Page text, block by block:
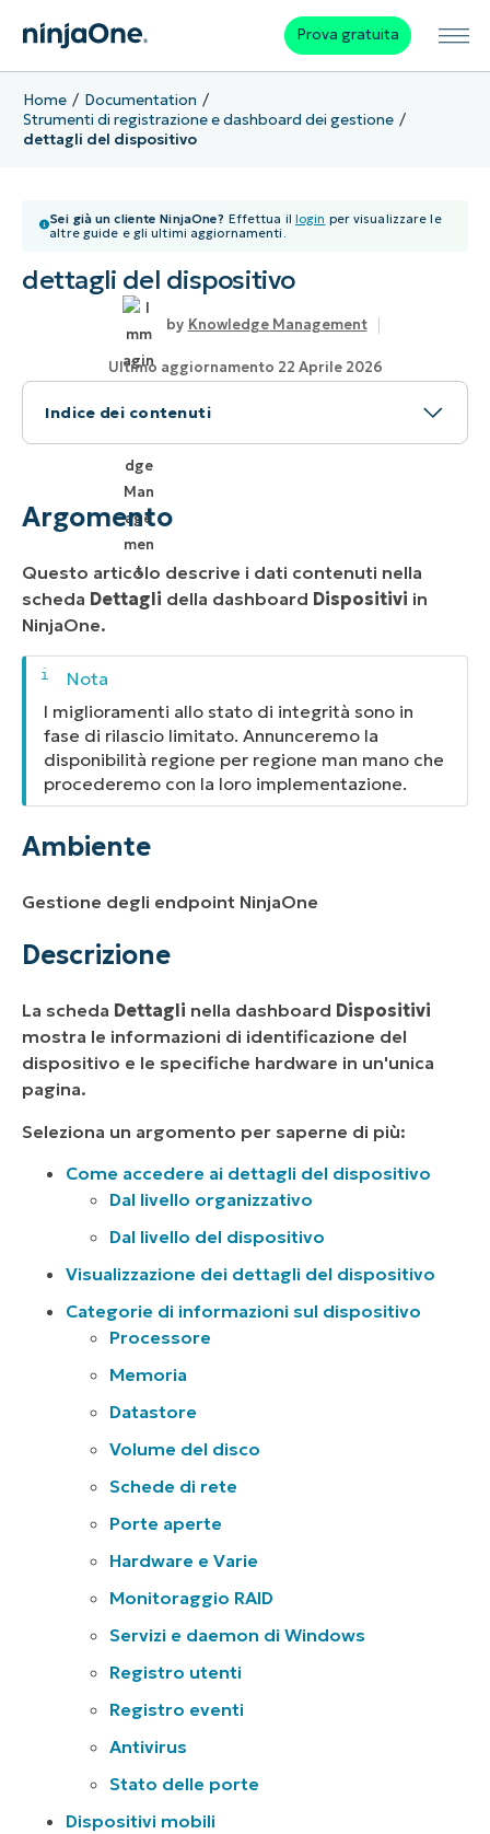
Prova gratuita
Home
Documentation
Strumenti di registrazione e dashboard dei gestione
dettagli del dispositivo
Sei già un cliente NinjaOne? Effettua il login per visualizzare le
altre guide e gli ultimi aggiornamenti.
dettagli del dispositivo
Knowledge Management
Ultimo aggiornamento 22 Aprile 2026
Indice dei contenuti
Argomento
Descrizione
Risorse aggiuntive
Argomento
Questo articolo descrive i dati contenuti nella
scheda Dettagli della dashboard Dispositivi in
NinjaOne.
I miglioramenti allo stato di integrità sono in
fase di rilascio limitato. Annunceremo la
disponibilità regione per regione man mano che
procederemo con la loro implementazione.
Ambiente
Gestione degli endpoint NinjaOne
Descrizione
La scheda Dettagli nella dashboard Dispositivi
mostra le informazioni di identificazione del
dispositivo e le specifiche hardware in un'unica
pagina.
Seleziona un argomento per saperne di più:
Come accedere ai dettagli del dispositivo
Dal livello organizzativo
Dal livello del dispositivo
Visualizzazione dei dettagli del dispositivo
Categorie di informazioni sul dispositivo
Processore
Memoria
Datastore
Volume del disco
Schede di rete
Porte aperte
Hardware e Varie
Monitoraggio RAID
Servizi e daemon di Windows
Registro utenti
Registro eventi
Antivirus
Stato delle porte
Dispositivi mobili